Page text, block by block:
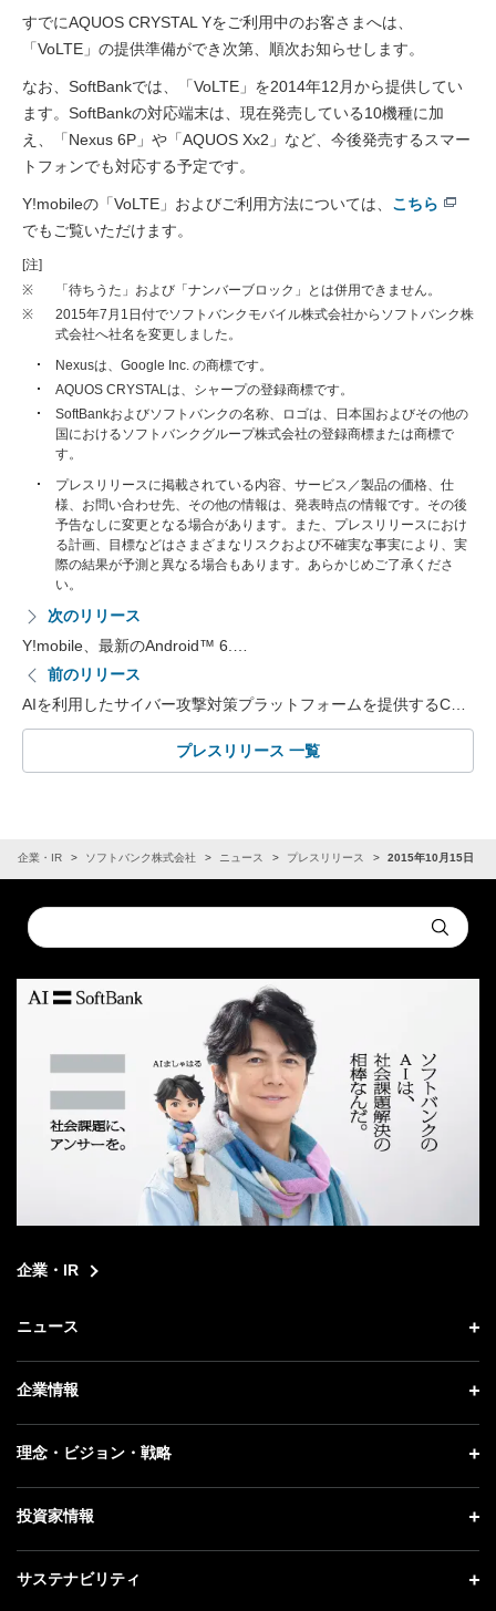
すでにAQUOS CRYSTAL Yをご利用中のお客さまへは、
「VoLTE」の提供準備ができ次第、順次お知らせします。
なお、SoftBankでは、「VoLTE」を2014年12月から提供してい
ます。SoftBankの対応端末は、現在発売している10機種に加
え、「Nexus 6P」や「AQUOS Xx2」など、今後発売するスマー
トフォンでも対応する予定です。
Y!mobileの「VoLTE」およびご利用方法については、 こちら
でもご覧いただけます。
[注]
※
「待ちうた」および「ナンバーブロック」とは併用できません。
※
2015年7月1日付でソフトバンクモバイル株式会社からソフトバンク株
式会社へ社名を変更しました。
Nexusは、Google Inc. の商標です。
AQUOS CRYSTALは、シャープの登録商標です。
SoftBankおよびソフトバンクの名称、ロゴは、日本国およびその他の
国におけるソフトバンクグループ株式会社の登録商標または商標で
す。
プレスリリースに掲載されている内容、サービス／製品の価格、仕
様、お問い合わせ先、その他の情報は、発表時点の情報です。その後
予告なしに変更となる場合があります。また、プレスリリースにおけ
る計画、目標などはさまざまなリスクおよび不確実な事実により、実
際の結果が予測と異なる場合もあります。あらかじめご了承くださ
い。
次のリリース
Y!mobile、最新のAndroid™ 6.…
前のリリース
AIを利用したサイバー攻撃対策プラットフォームを提供するC…
プレスリリース 一覧
企業・IR ソフトバンク株式会社 ニュース プレスリリース 2015年10月15日
Conduct
a
Submit
企業・IR
ニュース
ニュース トップ
プレスリリース
更新情報
企業情報
企業情報 トップ
社長メッセージ
事業紹介
理念・ビジョン・戦略
理念・ビジョン・戦略 トップ
成長戦略「Activate AI for Society」
投資家情報
投資家情報 トップ
サステナビリティ